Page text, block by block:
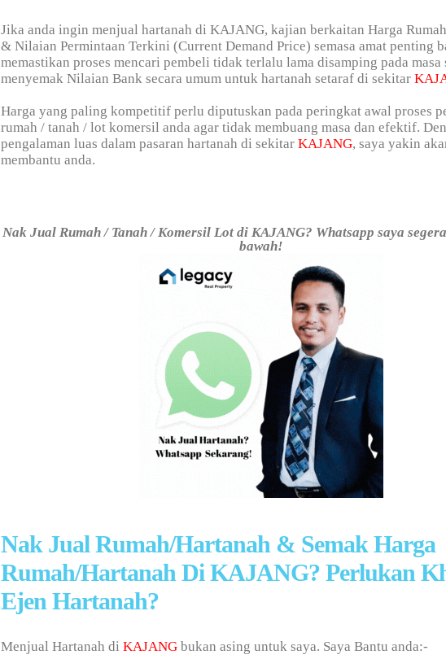
Jika anda ingin menjual hartanah di KAJANG, kajian berkaitan Harga
& Nilaian Permintaan Terkini (Current Demand Price) semasa amat penting
memastikan proses mencari pembeli tidak terlalu lama disamping pada masa
menyemak Nilaian Bank secara umum untuk hartanah setaraf di sekitar
Harga yang paling kompetitif perlu diputuskan pada peringkat awal proses
rumah / tanah / lot komersil anda agar tidak membuang masa dan efektif.
pengalaman luas dalam pasaran hartanah di sekitarKAJANG, saya yakin
membantu anda.
Nak Jual Rumah / Tanah / Komersil Lot di KAJANG? Whatsapp saya
bawah!
Nak Jual Rumah/Hartanah & Semak Harga
Rumah/Hartanah Di KAJANG? Perlukan
Ejen Hartanah?
Menjual Hartanah diKAJANG bukan asing untuk saya. Saya Bantu anda:-